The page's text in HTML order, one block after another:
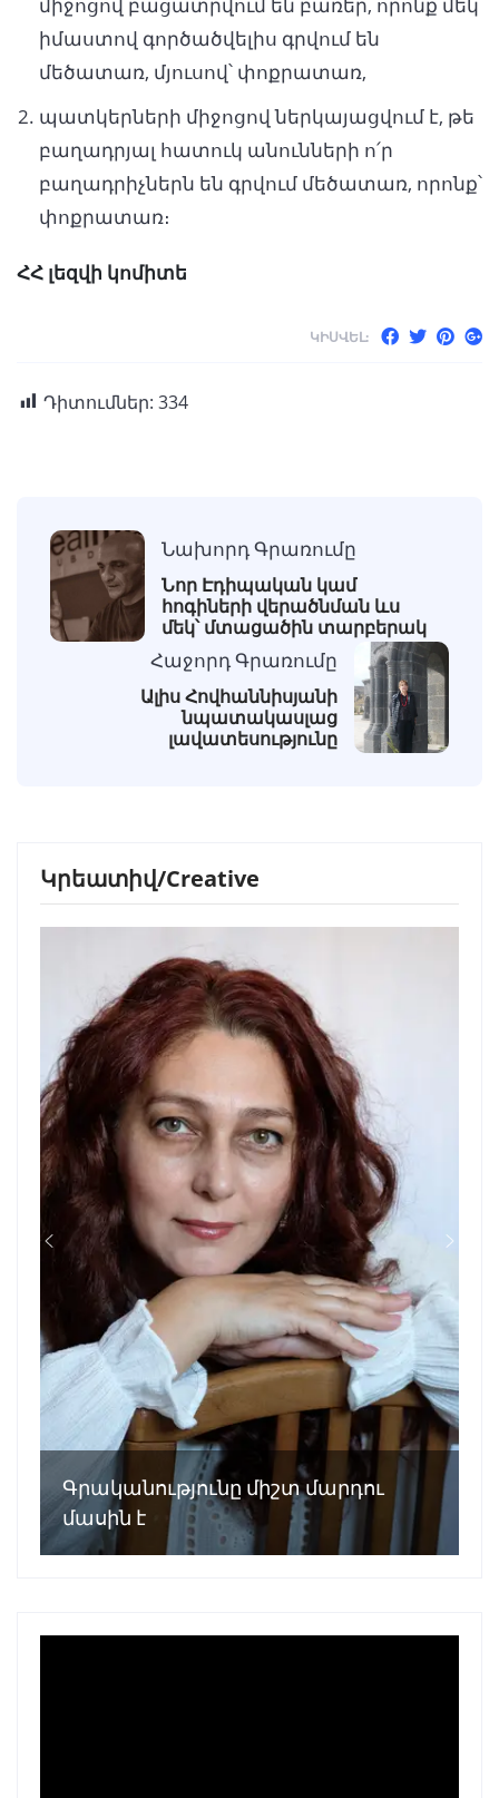
միջոցով բացատրվում են բառեր, որոնք մեկ
իմաստով գործածվելիս գրվում են
մեծատառ, մյուսով՝ փոքրատառ,
պատկերների միջոցով ներկայացվում է, թե
բաղադրյալ հատուկ անունների ո՛ր
բաղադրիչներն են գրվում մեծատառ, որոնք՝
փոքրատառ։
ՀՀ լեզվի կոմիտե
ԿԻՍՎԵԼ:
Դիտումներ: 334
Նախորդ Գրառումը
Նոր Էդիպական կամ
հոգիների վերածնման ևս
մեկ՝ մտացածին տարբերակ
Հաջորդ Գրառումը
Ալիս Հովհաննիսյանի
նպատակասլաց
լավատեսությունը
Կրեատիվ/Creative
Գրականությունը միշտ մարդու
մասին է